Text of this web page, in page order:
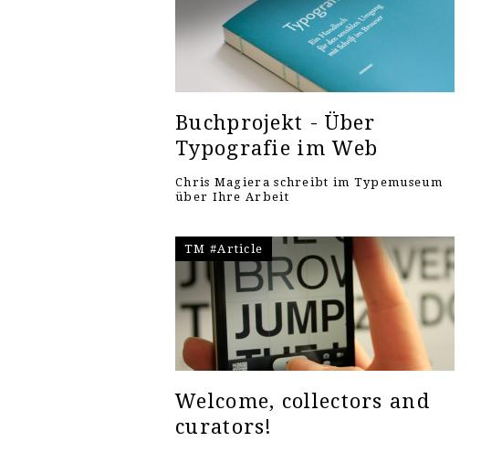
Buchprojekt - Über
Typografie im Web
Chris Magiera schreibt im Typemuseum
über Ihre Arbeit
TM #Article
Welcome, collectors and
curators!